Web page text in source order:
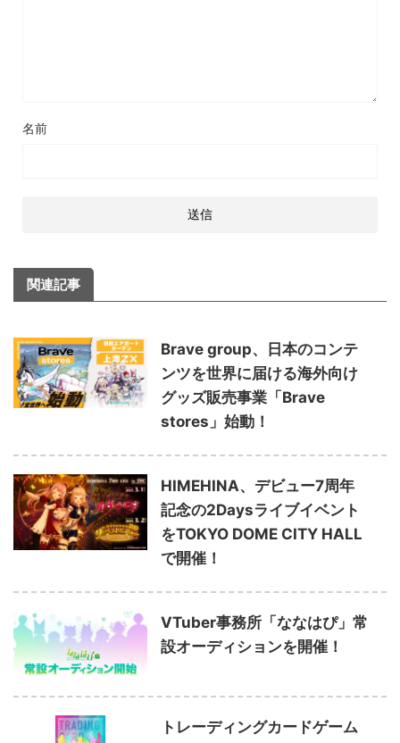
名前
関連記事
Brave group、日本のコンテ
ンツを世界に届ける海外向け
グッズ販売事業「Brave
stores」始動！
HIMEHINA、デビュー7周年
記念の2Daysライブイベント
をTOKYO DOME CITY HALL
で開催！
VTuber事務所「ななはぴ」常
設オーディションを開催！
トレーディングカードゲーム